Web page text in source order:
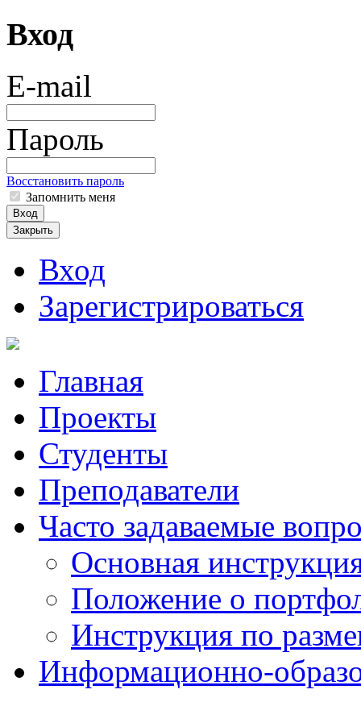
Вход
E-mail
Пароль
Восстановить пароль
Запомнить меня
Вход
Закрыть
Вход
Зарегистрироваться
Главная
Проекты
Студенты
Преподаватели
Часто задаваемые
Основная
Положение о
Инструкция по
Информационно-